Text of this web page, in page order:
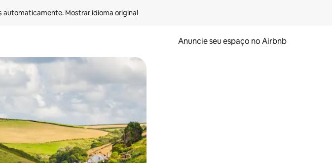
automaticamente. Mostrar idioma original
Anuncie seu espaço no Airbnb